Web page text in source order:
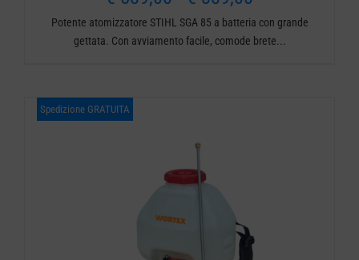
di
Potente atomizzatore STIHL SGA 85 a batteria con grande
gettata. Con avviamento facile, comode brete...
Spedizione GRATUITA